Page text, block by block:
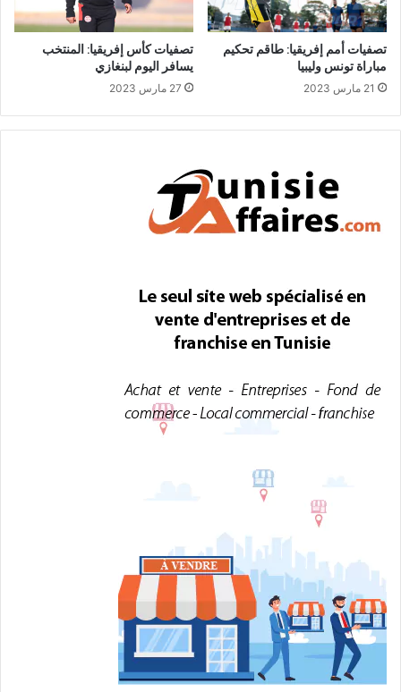
تصفيات أمم إفريقيا: طاقم تحكيم
مباراة تونس وليبيا
21 مارس 2023
تصفيات كأس إفريقيا: المنتخب
يسافر اليوم لبنغازي
27 مارس 2023